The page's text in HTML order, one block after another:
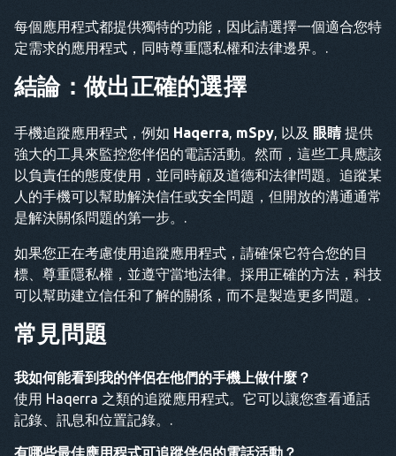
每個應用程式都提供獨特的功能，因此請選擇一個適合您特
定需求的應用程式，同時尊重隱私權和法律邊界。.
結論：做出正確的選擇
手機追蹤應用程式，例如 Haqerra, mSpy, 以及 眼睛提供
強大的工具來監控您伴侶的電話活動。然而，這些工具應該
以負責任的態度使用，並同時顧及道德和法律問題。追蹤某
人的手機可以幫助解決信任或安全問題，但開放的溝通通常
是解決關係問題的第一步。.
如果您正在考慮使用追蹤應用程式，請確保它符合您的目
標、尊重隱私權，並遵守當地法律。採用正確的方法，科技
可以幫助建立信任和了解的關係，而不是製造更多問題。.
常見問題
我如何能看到我的伴侶在他們的手機上做什麼？
使用 Haqerra 之類的追蹤應用程式。它可以讓您查看通話
記錄、訊息和位置記錄。.
有哪些最佳應用程式可追蹤伴侶的電話活動？